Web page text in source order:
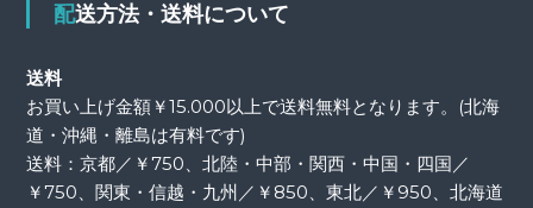
配送方法・送料について
送料
お買い上げ金額￥15.000以上で送料無料となります。(北海
道・沖縄・離島は有料です)
送料：京都／￥750、北陸・中部・関西・中国・四国／
￥750、関東・信越・九州／￥850、東北／￥950、北海道